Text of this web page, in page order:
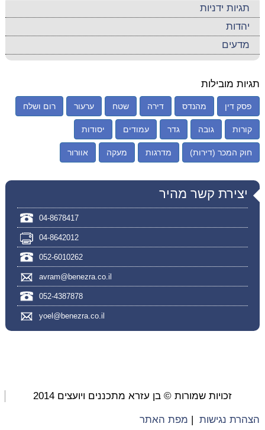
תגיות ידניות
יהדות
מדעים
תגיות מובילות
פסק דין מהנדס דירה שטח ערעור רום ושלח
קורות גובה גדר עמודים יסודות
חוק המכר (דירות) מדרגות מעקה אוורור
יצירת קשר מהיר
04-8678417
04-8642012
052-6010262
avram@benezra.co.il
052-4387878
yoel@benezra.co.il
זכויות שמורות © בן עזרא מתכננים ויועצים 2014
הצהרת נגישות| מפת האתר